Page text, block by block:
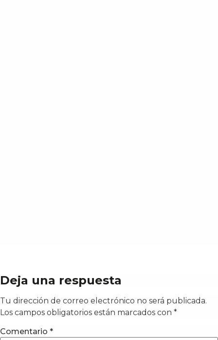
Deja una respuesta
Tu dirección de correo electrónico no será publicada.
Los campos obligatorios están marcados con *
Comentario *